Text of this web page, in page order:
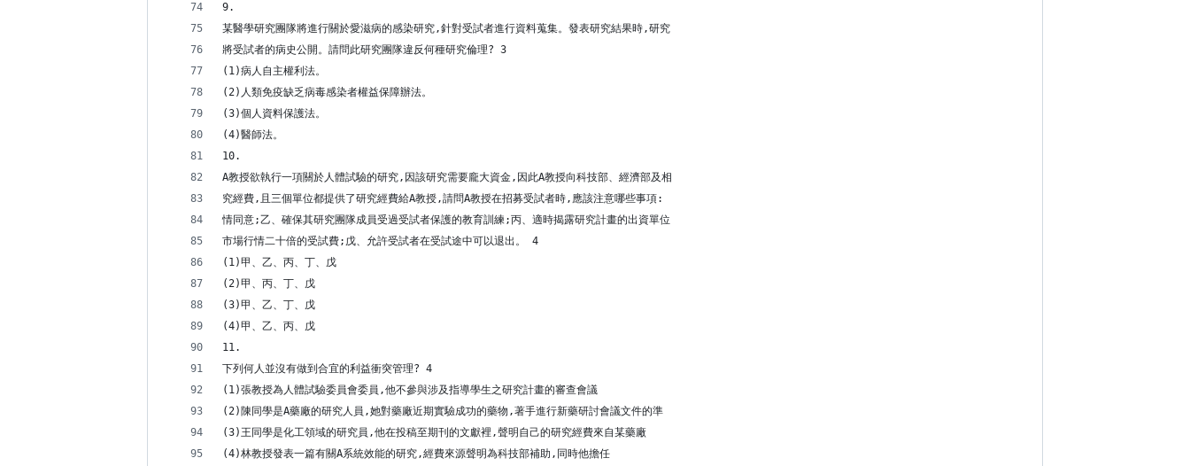
9.
某醫學研究團隊將進行關於愛滋病的感染研究,針對受試者進行資料蒐集。發表研究結果時,研究
將受試者的病史公開。請問此研究團隊違反何種研究倫理? 3
(1)病人自主權利法。
(2)人類免疫缺乏病毒感染者權益保障辦法。
(3)個人資料保護法。
(4)醫師法。
10.
A教授欲執行一項關於人體試驗的研究,因該研究需要龐大資金,因此A教授向科技部、經濟部及相
究經費,且三個單位都提供了研究經費給A教授,請問A教授在招募受試者時,應該注意哪些事項:
情同意;乙、確保其研究團隊成員受過受試者保護的教育訓練;丙、適時揭露研究計畫的出資單位
市場行情二十倍的受試費;戊、允許受試者在受試途中可以退出。 4
(1)甲、乙、丙、丁、戊
(2)甲、丙、丁、戊
(3)甲、乙、丁、戊
(4)甲、乙、丙、戊
11.
下列何人並沒有做到合宜的利益衝突管理? 4
(1)張教授為人體試驗委員會委員,他不參與涉及指導學生之研究計畫的審查會議
(2)陳同學是A藥廠的研究人員,她對藥廠近期實驗成功的藥物,著手進行新藥研討會議文件的準
(3)王同學是化工領域的研究員,他在投稿至期刊的文獻裡,聲明自己的研究經費來自某藥廠
(4)林教授發表一篇有關A系統效能的研究,經費來源聲明為科技部補助,同時他擔任